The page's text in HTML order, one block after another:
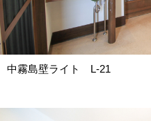
中霧島壁ライト L-21